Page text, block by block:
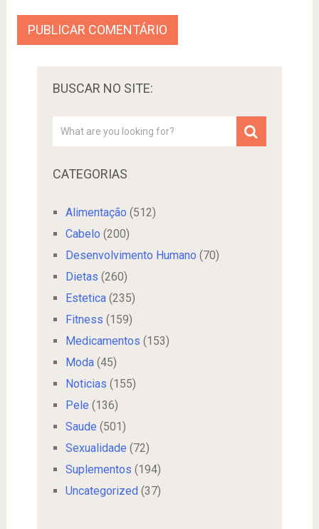
BUSCAR NO SITE:
CATEGORIAS
Alimentação (512)
Cabelo (200)
Desenvolvimento Humano (70)
Dietas (260)
Estetica(235)
Fitness (159)
Medicamentos (153)
Moda(45)
Noticias (155)
Pele (136)
Saude (501)
Sexualidade (72)
Suplementos (194)
Uncategorized (37)